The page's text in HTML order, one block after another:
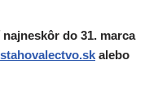
najneskôr do 31. marca
alebo